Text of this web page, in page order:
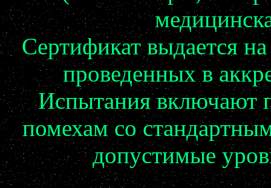
Сертификат выдается
проведенных в
Испытания включают
помехам со
допустимые